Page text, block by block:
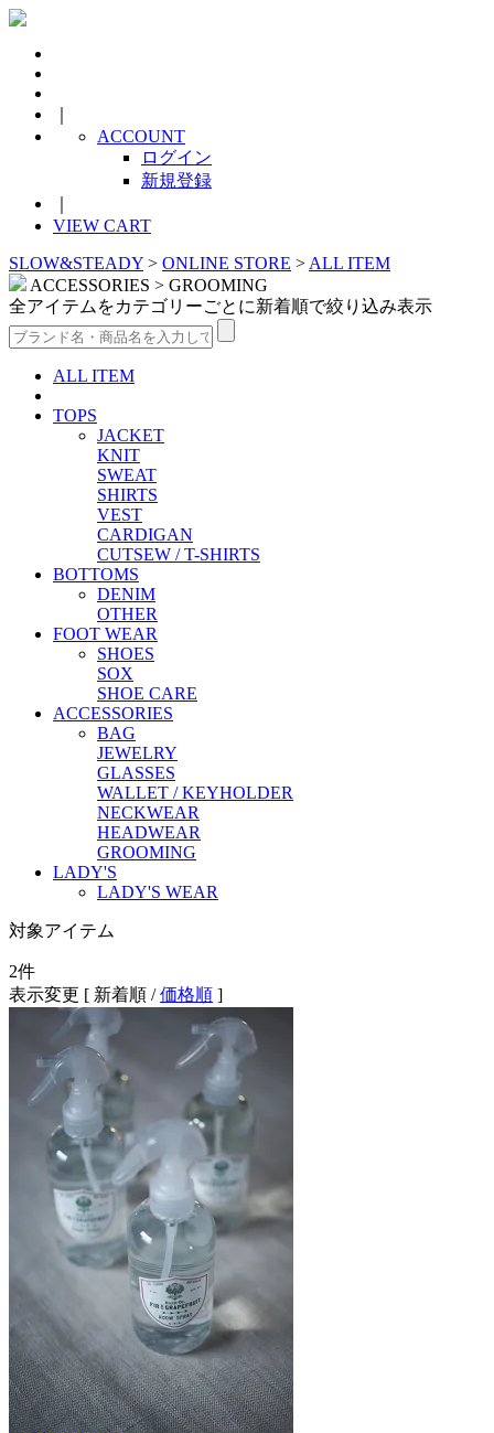
ACCOUNT
ログイン
新規登録
VIEW CART
SLOW&STEADY > ONLINE STORE > ALL ITEM
ACCESSORIES > GROOMING
全アイテムをカテゴリーごとに新着順で絞り込み表示
ALL ITEM
TOPS
JACKET
KNIT
SWEAT
SHIRTS
VEST
CARDIGAN
CUTSEW / T-SHIRTS
BOTTOMS
DENIM
OTHER
FOOT WEAR
SHOES
SOX
SHOE CARE
ACCESSORIES
BAG
JEWELRY
GLASSES
WALLET / KEYHOLDER
NECKWEAR
HEADWEAR
GROOMING
LADY'S
LADY'S WEAR
対象アイテム
2件
表示変更 [ 新着順 /価格順 ]